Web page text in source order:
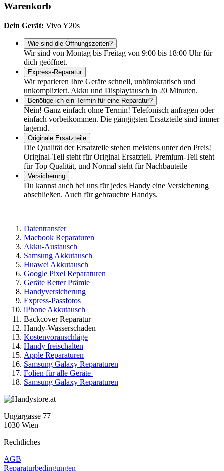
Warenkorb
Dein Gerät: Vivo Y20s
Wie sind die Öffnungszeiten?
Wir sind von Montag bis Freitag von 9:00 bis 18:00 Uhr für
dich geöffnet.
Express-Reparatur
Wir reparieren Ihre Geräte schnell, unbürokratisch und
unkompliziert. Akku und Displaytausch in 20 Minuten.
Benötige ich ein Termin für eine Reparatur?
Nein! Ganz einfach ohne Termin! Telefonisch anfragen oder
einfach vorbeikommen. Die gängigsten Ersatzteile sind immer
lagernd.
Originale Ersatzteile
Die Qualität der Ersatzteile stehen meistens unter den Preis!
Original-Teil steht für Original Ersatzteil. Premium-Teil steht
für Top Qualität, und Normal steht für Nachbauteile
Versicherung
Du kannst auch bei uns für jedes Handy eine Versicherung
abschließen. Auch für gebrauchte Handys.
Datentransfer
Macbook Reparaturen
Akku-Austausch
Samsung Akkutausch
Huawei Akkutausch
Google Pixel Reparaturen
Geräte Retter Prämie
Handyversicherung
Express-Passfotos
iPhone Akkutausch
Backcover Reparatur
Handy-Wasserschaden
Kostenvoranschläge
Handy freischalten
Apple Reparaturen
Samsung Galaxy Reparaturen
Folien für alle Geräte
Samsung Galaxy Reparaturen
Ungargasse 77
1030 Wien
Rechtliches
AGB
Reparaturbedingungen